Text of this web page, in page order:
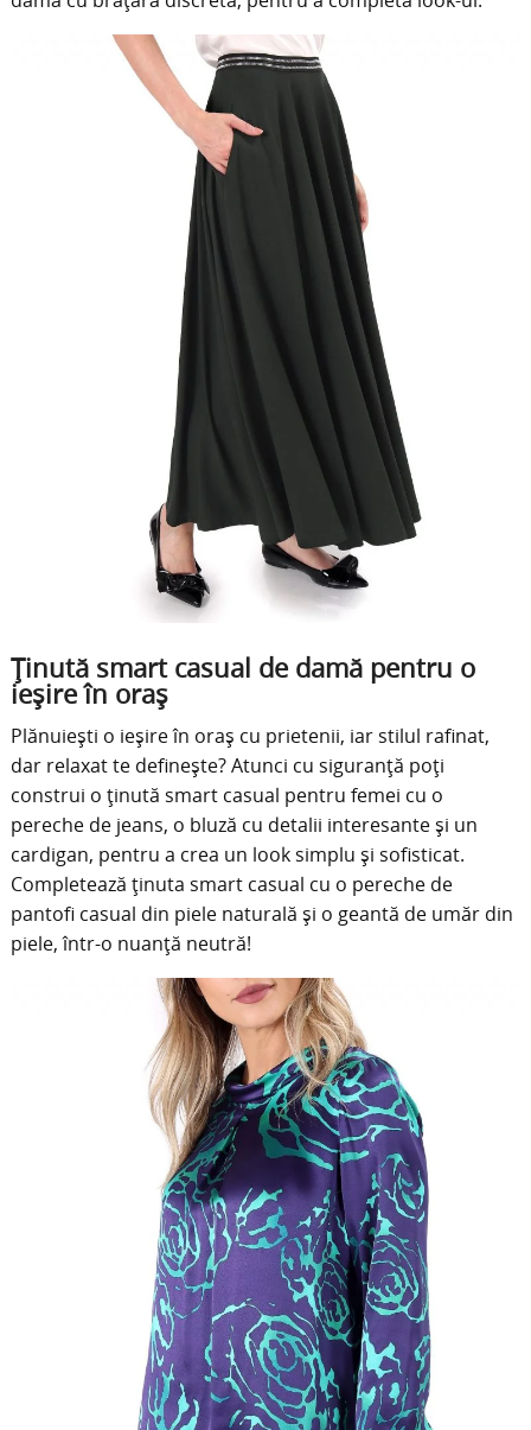
Ținută smart casual de damă pentru o
ieșire în oraș
Plănuiești o ieșire în oraș cu prietenii, iar stilul rafinat,
dar relaxat te definește? Atunci cu siguranță poți
construi o ținută smart casual pentru femei cu o
pereche de jeans, o bluză cu detalii interesante și un
cardigan, pentru a crea un look simplu și sofisticat.
Completează ținuta smart casual cu o pereche de
pantofi casual din piele naturală și o geantă de umăr din
piele, într-o nuanță neutră!